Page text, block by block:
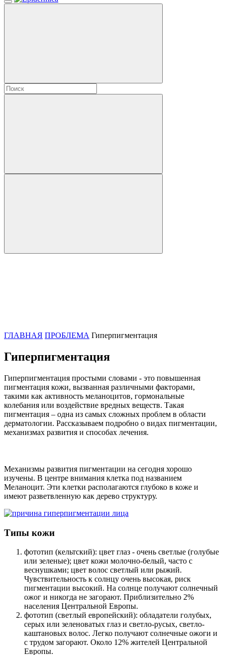
ГЛАВНАЯ ПРОБЛЕМА Гиперпигментация
Гиперпигментация
Гиперпигментация простыми словами - это повышенная
пигментация кожи, вызванная различными факторами,
такими как активность меланоцитов, гормональные
колебания или воздействие вредных веществ. Такая
пигментация – одна из самых сложных проблем в области
дерматологии. Рассказываем подробно о видах пигментации,
механизмах развития и способах лечения.
Механизмы развития пигментации на сегодня хорошо
изучены. В центре внимания клетка под названием
Меланоцит. Эти клетки располагаются глубоко в коже и
имеют разветвленную как дерево структуру.
Типы кожи
фототип (кельтский): цвет глаз - очень светлые (голубые
или зеленые); цвет кожи молочно-белый, часто с
веснушками; цвет волос светлый или рыжий.
Чувствительность к солнцу очень высокая, риск
пигментации высокий. На солнце получают солнечный
ожог и никогда не загорают. Приблизительно 2%
населения Центральной Европы.
фототип (светлый европейский): обладатели голубых,
серых или зеленоватых глаз и светло-русых, светло-
каштановых волос. Легко получают солнечные ожоги и
с трудом загорают. Около 12% жителей Центральной
Европы.